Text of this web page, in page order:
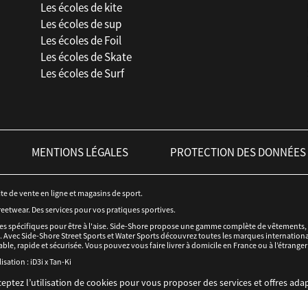
Les écoles de kite
Les écoles de sup
Les écoles de Foil
Les écoles de Skate
Les écoles de Surf
MENTIONS LÉGALES PROTECTION DES DONNÉES
de vente en ligne et magasins de sport.
Des services pour vos pratiques sportives.
spécifiques pour être à l'aise. Side-Shore propose une gamme complète de
Side-Shore Street Sports et Water Sports découvrez toutes les marques
rapide et sécurisée. Vous pouvez vous faire livrer à domicile en France ou à
: iD3i xTan-Ki
l’utilisation de cookies pour vous proposer des services et offres